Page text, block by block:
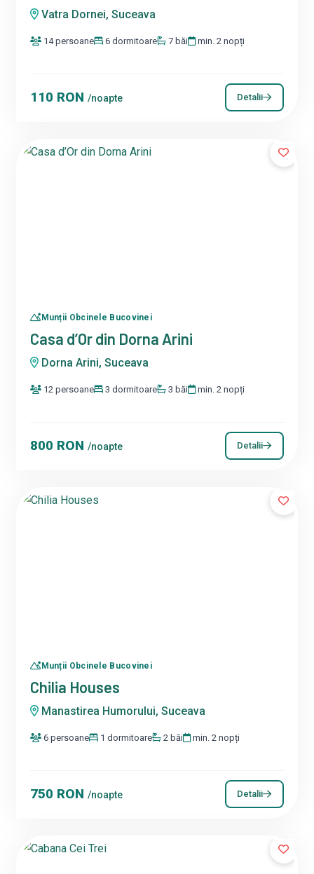
Vatra Dornei, Suceava
14 persoane 6 dormitoare 7 băi min. 2 nopți
110 RON/noapte Detalii
Munții Obcinele Bucovinei
Casa d’Or din Dorna Arini
Dorna Arini, Suceava
12 persoane 3 dormitoare 3 băi min. 2 nopți
800 RON/noapte Detalii
Munții Obcinele Bucovinei
Chilia Houses
Manastirea Humorului, Suceava
6 persoane 1 dormitoare 2 băi min. 2 nopți
750 RON/noapte Detalii